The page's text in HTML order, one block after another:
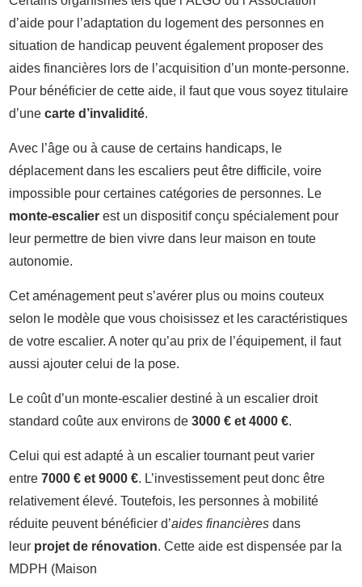
d’aide pour l’adaptation du logement des personnes en
situation de handicap peuvent également proposer des
aides financières lors de l’acquisition d’un monte-personne.
Pour bénéficier de cette aide, il faut que vous soyez titulaire
d’une carte d’invalidité.
Avec l’âge ou à cause de certains handicaps, le
déplacement dans les escaliers peut être difficile, voire
impossible pour certaines catégories de personnes. Le
monte-escalier est un dispositif conçu spécialement pour
leur permettre de bien vivre dans leur maison en toute
autonomie.
Cet aménagement peut s’avérer plus ou moins couteux
selon le modèle que vous choisissez et les caractéristiques
de votre escalier. A noter qu’au prix de l’équipement, il faut
aussi ajouter celui de la pose.
Le coût d’un monte-escalier destiné à un escalier droit
standard coûte aux environs de 3000 € et 4000 €.
Celui qui est adapté à un escalier tournant peut varier
entre 7000 € et 9000 €. L’investissement peut donc être
relativement élevé. Toutefois, les personnes à mobilité
réduite peuvent bénéficier d’aides financières dans
leur projet de rénovation. Cette aide est dispensée par la
MDPH (Maison